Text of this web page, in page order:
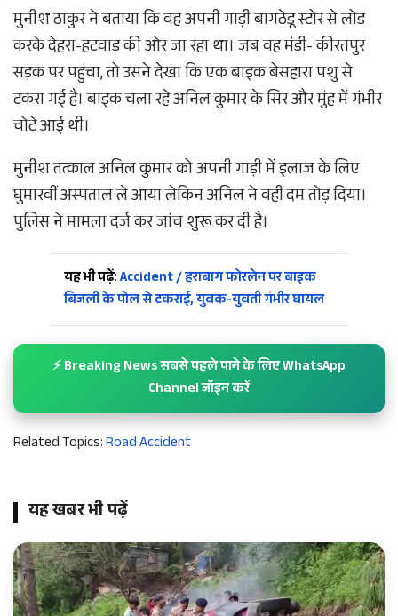
मुनीश ठाकुर ने बताया कि वह अपनी गाड़ी बागठेडू स्टोर से लोड
करके देहरा-हटवाड की ओर जा रहा था। जब वह मंडी- कीरतपुर
सड़क पर पहुंचा, तो उसने देखा कि एक बाइक बेसहारा पशु से
टकरा गई है। बाइक चला रहे अनिल कुमार के सिर और मुंह में गंभीर
चोटें आई थी।
मुनीश तत्काल अनिल कुमार को अपनी गाड़ी में इलाज के लिए
घुमारवीं अस्पताल ले आया लेकिन अनिल ने वहीं दम तोड़ दिया।
पुलिस ने मामला दर्ज कर जांच शुरू कर दी है।
यह भी पढ़ें:Accident / हराबाग फोरलेन पर बाइक
बिजली के पोल से टकराई, युवक-युवती गंभीर घायल
⚡ Breaking News सबसे पहले पाने के लिए WhatsApp
Channel जॉइन करें
Related Topics:Road Accident
यह खबर भी पढ़ें